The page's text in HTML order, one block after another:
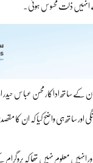
سے انہیں ذلت محسوس ہوئی۔
ساتھ ہی واضح کیا کہ ان کا مقصد
انہیں معلوم نہیں تھا کہ